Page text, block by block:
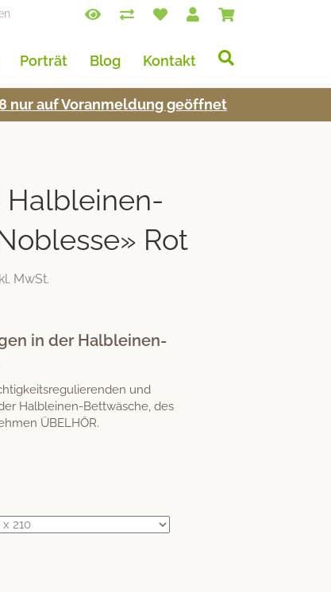
Porträt Blog Kontakt
nur auf Voran­mel­dung geöffnet
Halbleinen-
Rot
MwSt.
in der Halbleinen-
und
Halbleinen-Bettwäsche, des
ÜBELHÖR.